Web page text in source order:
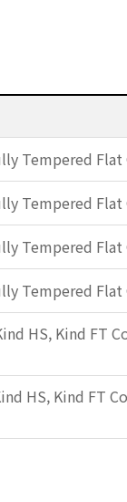
Tempered Flat
Tempered Flat
Tempered Flat
Tempered Flat
HS, Kind FT
HS, Kind FT